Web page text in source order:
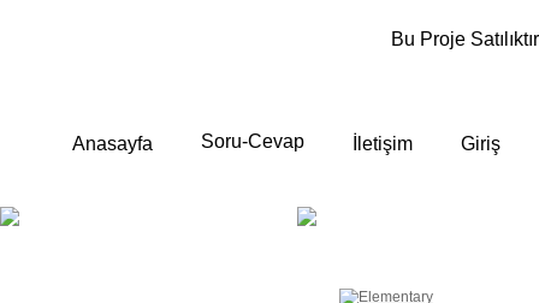
Bu Proje
Anasayfa Soru-Cevap İletişim Giriş